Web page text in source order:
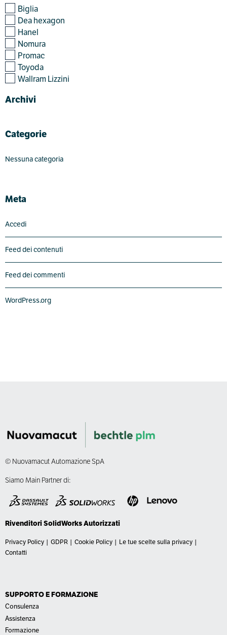
Biglia
Dea hexagon
Hanel
Nomura
Promac
Toyoda
Wallram Lizzini
Archivi
Categorie
Nessuna categoria
Meta
Accedi
Feed dei contenuti
Feed dei commenti
WordPress.org
© Nuovamacut Automazione SpA
Siamo Main Partner di:
Rivenditori SolidWorksAutorizzati
Privacy Policy | GDPR | Cookie Policy | Le tue scelte sulla privacy |
Contatti
SUPPORTO E FORMAZIONE
Consulenza
Assistenza
Formazione